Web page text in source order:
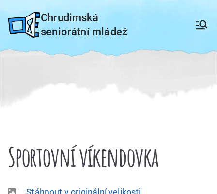
na
Chrudimská
seniorátní mládež
Sportovní víkendovka